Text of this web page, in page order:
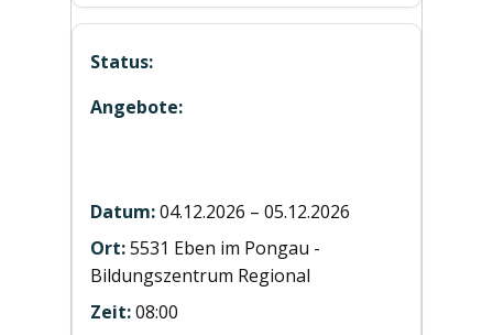
04.12.2026 – 05.12.2026
5531 Eben im Pongau -
Bildungszentrum Regional
08:00